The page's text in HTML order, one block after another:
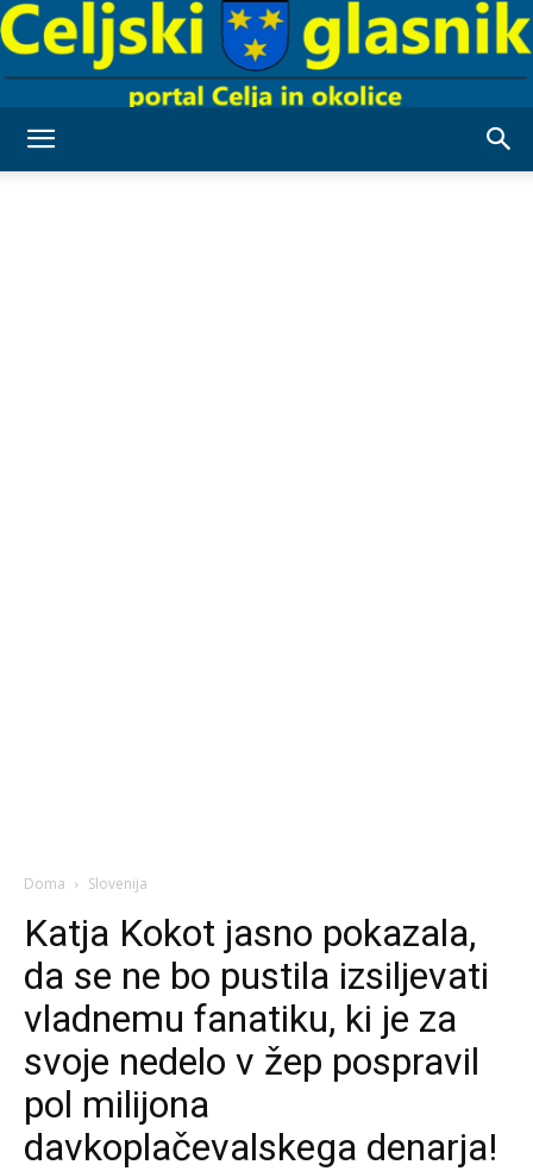
Doma Slovenija
Katja Kokot jasno pokazala,
da se ne bo pustila izsiljevati
vladnemu fanatiku, ki je za
svoje nedelo v žep pospravil
pol milijona
davkoplačevalskega denarja!